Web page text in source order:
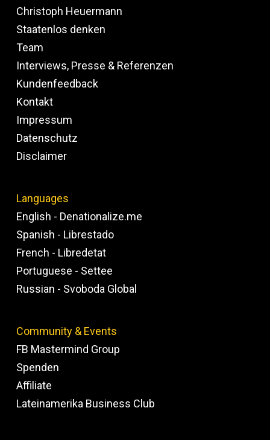
Christoph Heuermann
Staatenlos denken
Team
Interviews, Presse & Referenzen
Kundenfeedback
Kontakt
Impressum
Datenschutz
Disclaimer
Languages
English - Denationalize.me
Spanish - Librestado
French - Libredetat
Portuguese - Settee
Russian - Svoboda Global
Community & Events
FB Mastermind Group
Spenden
Affiliate
Lateinamerika Business Club